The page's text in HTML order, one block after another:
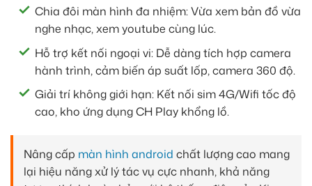
Chia đôi màn hình đa nhiệm: Vừa xem bản đồ vừa
nghe nhạc, xem youtube cùng lúc.
Hỗ trợ kết nối ngoại vi: Dễ dàng tích hợp camera
hành trình, cảm biến áp suất lốp, camera 360 độ.
Giải trí không giới hạn: Kết nối sim 4G/Wifi tốc độ
cao, kho ứng dụng CH Play khổng lồ.
Nâng cấp màn hình android chất lượng cao mang
lại hiệu năng xử lý tác vụ cực nhanh, khả năng